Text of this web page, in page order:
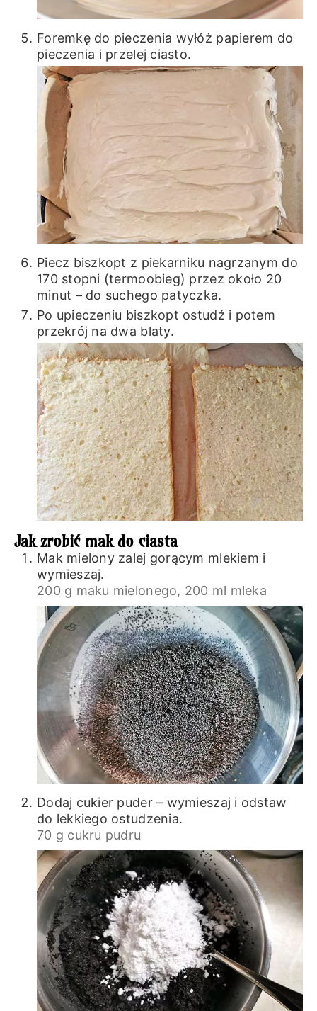
Foremkę do pieczenia wyłóż papierem do
pieczenia i przelej ciasto.
Piecz biszkopt z piekarniku nagrzanym do
170 stopni (termoobieg) przez około 20
minut – do suchego patyczka.
Po upieczeniu biszkopt ostudź i potem
przekrój na dwa blaty.
Jak zrobić mak do ciasta
Mak mielony zalej gorącym mlekiem i
wymieszaj.
200 g maku mielonego, 200 ml mleka
Dodaj cukier puder – wymieszaj i odstaw
do lekkiego ostudzenia.
70 g cukru pudru